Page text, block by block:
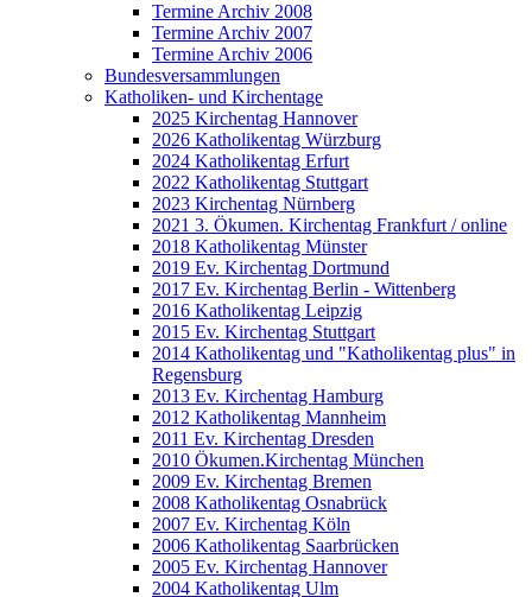
Termine Archiv 2008
Termine Archiv 2007
Termine Archiv 2006
Bundesversammlungen
Katholiken- und Kirchentage
2025 Kirchentag Hannover
2026 Katholikentag Würzburg
2024 Katholikentag Erfurt
2022 Katholikentag Stuttgart
2023 Kirchentag Nürnberg
2021 3. Ökumen. Kirchentag Frankfurt / online
2018 Katholikentag Münster
2019 Ev. Kirchentag Dortmund
2017 Ev. Kirchentag Berlin - Wittenberg
2016 Katholikentag Leipzig
2015 Ev. Kirchentag Stuttgart
2014 Katholikentag und "Katholikentag plus" in
Regensburg
2013 Ev. Kirchentag Hamburg
2012 Katholikentag Mannheim
2011 Ev. Kirchentag Dresden
2010 Ökumen.Kirchentag München
2009 Ev. Kirchentag Bremen
2008 Katholikentag Osnabrück
2007 Ev. Kirchentag Köln
2006 Katholikentag Saarbrücken
2005 Ev. Kirchentag Hannover
2004 Katholikentag Ulm